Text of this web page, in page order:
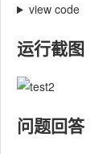
view code
运行截图
问题回答